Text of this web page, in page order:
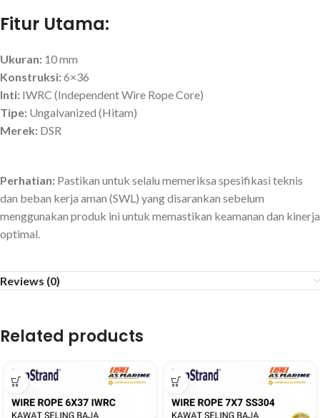
Fitur Utama:
Ukuran: 10 mm
Konstruksi:6×36
Inti: IWRC (Independent Wire Rope Core)
Tipe: Ungalvanized (Hitam)
Merek: DSR
Perhatian: Pastikan untuk selalu memeriksa spesifikasi teknis
dan beban kerja aman (SWL) yang disarankan sebelum
menggunakan produk ini untuk memastikan keamanan dan kinerja
optimal.
Reviews (0)
Related products